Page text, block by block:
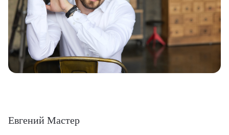
Евгений Мастер